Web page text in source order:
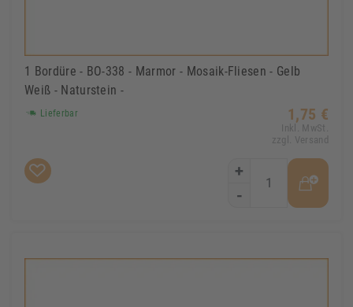
1 Bordüre - BO-338 - Marmor - Mosaik-Fliesen - Gelb
Weiß - Naturstein -
Lieferbar 1,75 €
Inkl. MwSt.
zzgl. Versand
+
-